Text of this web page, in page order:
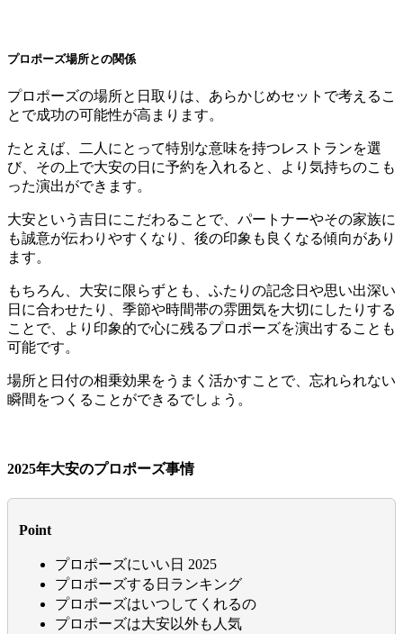
プロポーズ場所との関係
プロポーズの場所と日取りは、あらかじめセットで考えるこ
とで成功の可能性が高まります。
たとえば、二人にとって特別な意味を持つレストランを選
び、その上で大安の日に予約を入れると、より気持ちのこも
った演出ができます。
大安という吉日にこだわることで、パートナーやその家族に
も誠意が伝わりやすくなり、後の印象も良くなる傾向があり
ます。
もちろん、大安に限らずとも、ふたりの記念日や思い出深い
日に合わせたり、季節や時間帯の雰囲気を大切にしたりする
ことで、より印象的で心に残るプロポーズを演出することも
可能です。
場所と日付の相乗効果をうまく活かすことで、忘れられない
瞬間をつくることができるでしょう。
2025年大安のプロポーズ事情
Point
プロポーズにいい日 2025
プロポーズする日ランキング
プロポーズはいつしてくれるの
プロポーズは大安以外も人気